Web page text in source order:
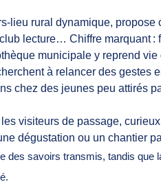
lieu rural dynamique,
lecture… Chiffre marquant :
municipale y reprend vie
à relancer des gestes
chez des jeunes peu attirés
visiteurs de passage,
dégustation ou un chantier
des savoirs transmis, tandis que